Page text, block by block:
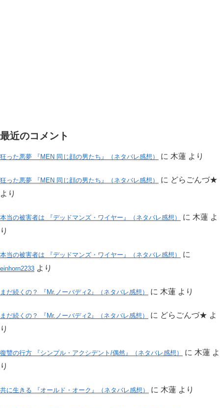
最近のコメント
狂った悪夢 『MEN 同じ顔の男たち』（ネタバレ感想） に 木蓮 より
狂った悪夢 『MEN 同じ顔の男たち』（ネタバレ感想） に どらごんづ★
より
本当の被害者は 『デッドマンズ・ワイヤー』（ネタバレ感想） に 木蓮 よ
り
本当の被害者は 『デッドマンズ・ワイヤー』（ネタバレ感想） に
einhorn2233 より
まだ続くの？ 『Mr.ノーバディ2』（ネタバレ感想） に 木蓮 より
まだ続くの？ 『Mr.ノーバディ2』（ネタバレ感想） に どらごんづ★ よ
り
復讐の行方 『シンプル・アクシデント/偶然』（ネタバレ感想） に 木蓮 よ
り
共に生きる 『オールド・オーク』（ネタバレ感想） に 木蓮 より